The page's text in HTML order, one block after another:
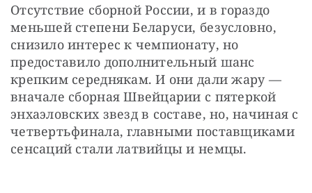
Отсутствие сборной России, и в гораздо
меньшей степени Беларуси, безусловно,
снизило интерес к чемпионату, но
предоставило дополнительный шанс
крепким середнякам. И они дали жару —
вначале сборная Швейцарии с пятеркой
энхаэловских звезд в составе, но, начиная с
четвертьфинала, главными поставщиками
сенсаций стали латвийцы и немцы.